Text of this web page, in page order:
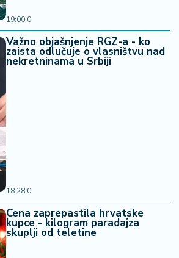
19:00|0
Važno objašnjenje RGZ-a - ko
zaista odlučuje o vlasništvu nad
nekretninama u Srbiji
18:28|0
Cena zaprepastila hrvatske
kupce - kilogram paradajza
skuplji od teletine